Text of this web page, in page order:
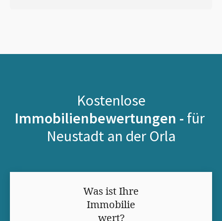
Kostenlose
Immobilienbewertungen - für
Neustadt an der Orla
Was ist Ihre
Immobilie
wert?